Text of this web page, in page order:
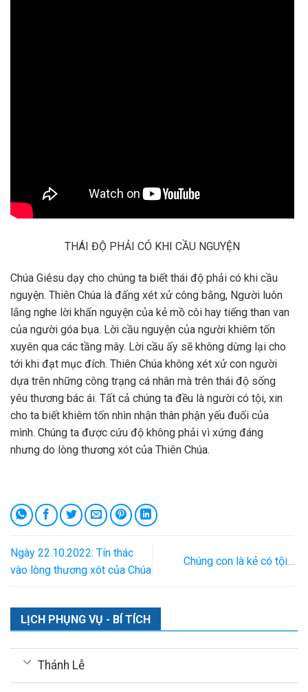
THÁI ĐỘ PHẢI CÓ KHI CẦU NGUYỆN
Chúa Giêsu dạy cho chúng ta biết thái độ phải có khi cầu
nguyện. Thiên Chúa là đấng xét xử công bằng, Người luôn
lắng nghe lời khấn nguyện của kẻ mồ côi hay tiếng than van
của người góa bụa. Lời cầu nguyện của người khiêm tốn
xuyên qua các tầng mây. Lời cầu ấy sẽ không dừng lại cho
tới khi đạt mục đích. Thiên Chúa không xét xử con người
dựa trên những công trạng cá nhân mà trên thái độ sống
yêu thương bác ái. Tất cả chúng ta đều là người có tội, xin
cho ta biết khiêm tốn nhìn nhận thân phận yếu đuối của
mình. Chúng ta được cứu độ không phải vì xứng đáng
nhưng do lòng thương xót của Thiên Chúa.
Ngày 22.10.2022: Tín thác
vào lòng thương xót của Chúa
Chúng con là kẻ có tội…
LỊCH PHỤNG VỤ - BÍ TÍCH
Thánh Lễ